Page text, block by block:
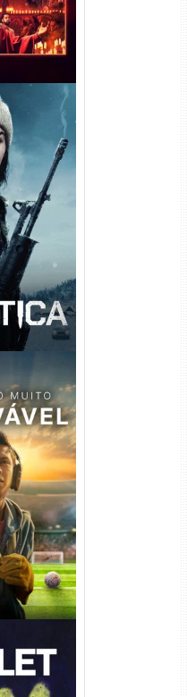
WEB-
Áudio
Improvável
DL 1080p